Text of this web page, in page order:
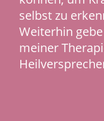
selbst zu
Weiterhin
meiner